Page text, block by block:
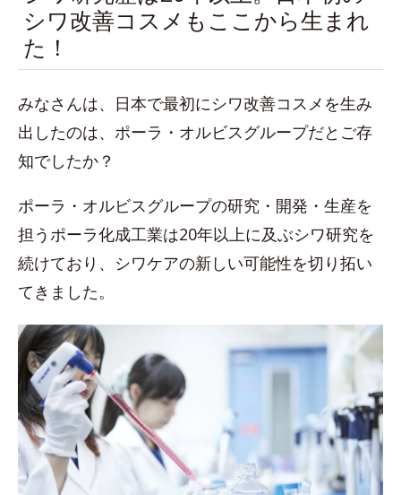
シワ改善コスメもここから生まれ
た！
みなさんは、日本で最初にシワ改善コスメを生み
出したのは、ポーラ・オルビスグループだとご存
知でしたか？
ポーラ・オルビスグループの研究・開発・生産を
担うポーラ化成工業は20年以上に及ぶシワ研究を
続けており、シワケアの新しい可能性を切り拓い
てきました。